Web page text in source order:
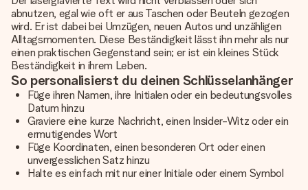
abnutzen, egal wie oft er aus Taschen oder Beuteln gezogen
wird. Er ist dabei bei Umzügen, neuen Autos und unzähligen
Alltagsmomenten. Diese Beständigkeit lässt ihn mehr als nur
einen praktischen Gegenstand sein; er ist ein kleines Stück
Beständigkeit in ihrem Leben.
So personalisierst du deinen Schlüsselanhänger
Füge ihren Namen, ihre Initialen oder ein bedeutungsvolles
Datum hinzu
Graviere eine kurze Nachricht, einen Insider-Witz oder ein
ermutigendes Wort
Füge Koordinaten, einen besonderen Ort oder einen
unvergesslichen Satz hinzu
Halte es einfach mit nur einer Initiale oder einem Symbol